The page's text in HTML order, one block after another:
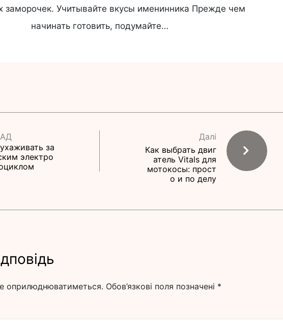
заморочек. Учитывайте вкусы именинника Прежде чем
начинать готовить, подумайте…
за
электро
Далі
Как выбрать двиг
атель Vitals для
мотокосы: прост
о и по делу
оприлюднюватиметься. Обов’язкові поля позначені *